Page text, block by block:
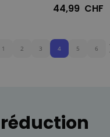
44,99 CHF
1 2 3 4 5 6
réduction